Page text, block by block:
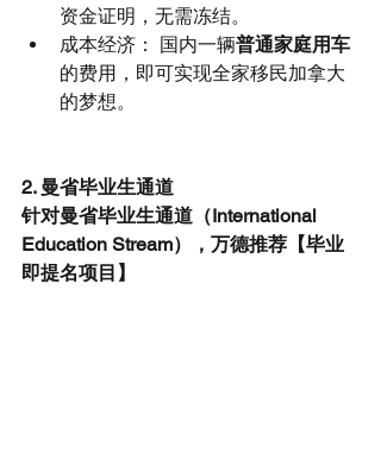
资金证明，无需冻结。
成本经济： 国内一辆普通家庭用车
的费用，即可实现全家移民加拿大
的梦想。
2. 曼省毕业生通道
针对曼省毕业生通道（International
Education Stream），万德推荐【毕业
即提名项目】